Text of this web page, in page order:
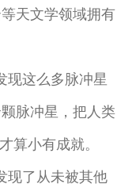
天文学领域拥有
现这么多脉冲星
脉冲星，把人类
算小有成就。
现了从未被其他